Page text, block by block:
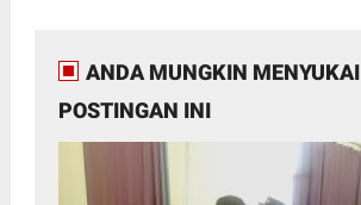
ANDA MUNGKIN MENYUKAI
POSTINGAN INI